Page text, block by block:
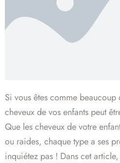
Si vous êtes comme
cheveux de vos enfants peut
Que les cheveux de votre
ou raides, chaque type a ses
inquiétez pas ! Dans cet